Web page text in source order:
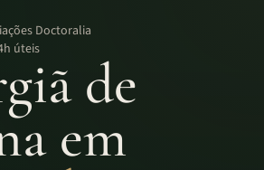
Doctoralia
úteis
de
em